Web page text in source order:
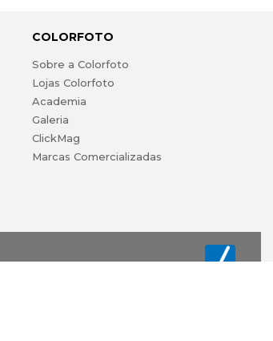
COLORFOTO
Sobre a Colorfoto
Lojas Colorfoto
Academia
Galeria
ClickMag
Marcas Comercializadas